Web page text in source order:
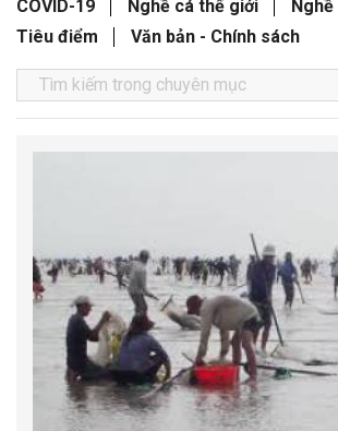
COVID-19 Nghề cá thế giới
Tiêu điểm
Văn bản - Chính sách